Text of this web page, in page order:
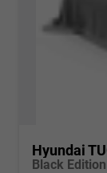
Hyundai
Black